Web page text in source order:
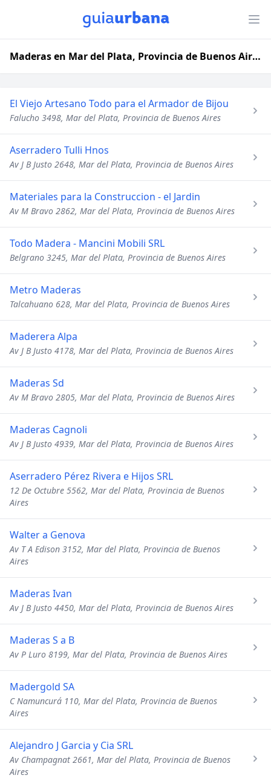
Maderas en Mar del Plata, Provincia de Buenos Aires
El Viejo Artesano Todo para el Armador de Bijou
Falucho 3498, Mar del Plata, Provincia de Buenos Aires
Aserradero Tulli Hnos
Av J B Justo 2648, Mar del Plata, Provincia de Buenos Aires
Materiales para la Construccion - el Jardin
Av M Bravo 2862, Mar del Plata, Provincia de Buenos Aires
Todo Madera - Mancini Mobili SRL
Belgrano 3245, Mar del Plata, Provincia de Buenos Aires
Metro Maderas
Talcahuano 628, Mar del Plata, Provincia de Buenos Aires
Maderera Alpa
Av J B Justo 4178, Mar del Plata, Provincia de Buenos Aires
Maderas Sd
Av M Bravo 2805, Mar del Plata, Provincia de Buenos Aires
Maderas Cagnoli
Av J B Justo 4939, Mar del Plata, Provincia de Buenos Aires
Aserradero Pérez Rivera e Hijos SRL
12 De Octubre 5562, Mar del Plata, Provincia de Buenos
Aires
Walter a Genova
Av T A Edison 3152, Mar del Plata, Provincia de Buenos
Aires
Maderas Ivan
Av J B Justo 4450, Mar del Plata, Provincia de Buenos Aires
Maderas S a B
Av P Luro 8199, Mar del Plata, Provincia de Buenos Aires
Madergold SA
C Namuncurá 110, Mar del Plata, Provincia de Buenos
Aires
Alejandro J Garcia y Cia SRL
Av Champagnat 2661, Mar del Plata, Provincia de Buenos
Aires